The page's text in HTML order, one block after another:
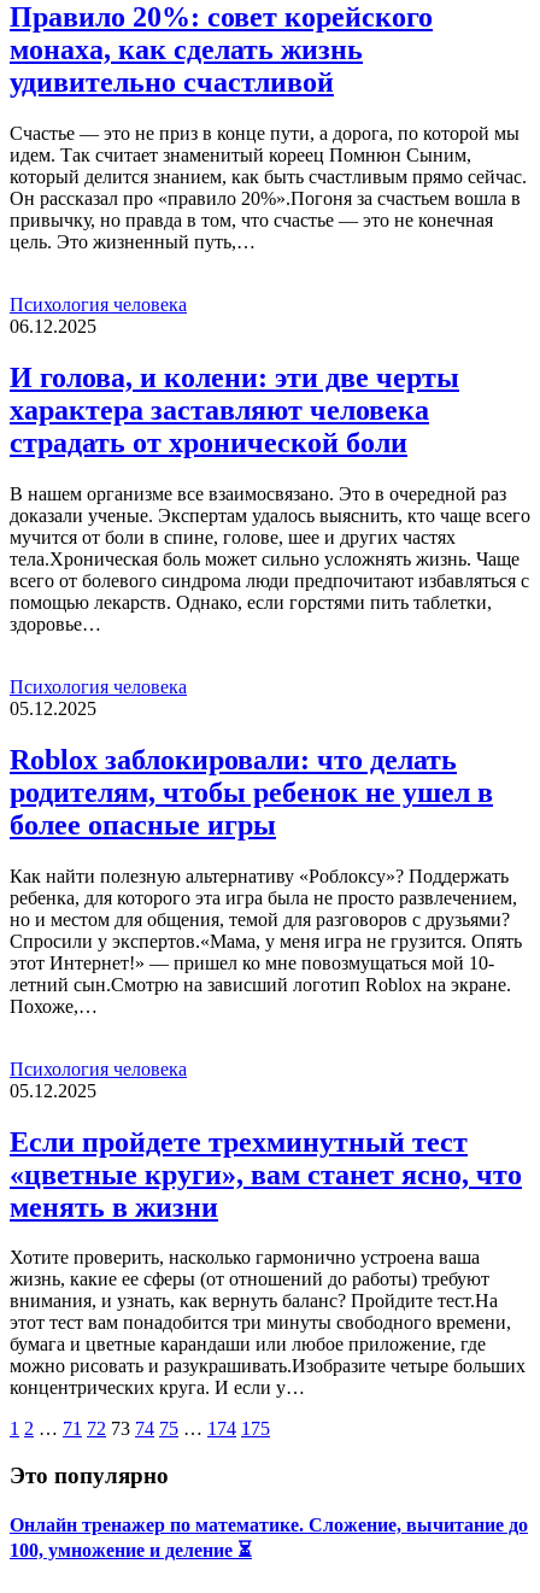
Правило 20%: совет корейского
монаха, как сделать жизнь
удивительно счастливой
Счастье — это не приз в конце пути, а дорога, по которой мы
идем. Так считает знаменитый кореец Помнюн Сыним,
который делится знанием, как быть счастливым прямо сейчас.
Он рассказал про «правило 20%».Погоня за счастьем вошла в
привычку, но правда в том, что счастье — это не конечная
цель. Это жизненный путь,…
Психология человека
06.12.2025
И голова, и колени: эти две черты
характера заставляют человека
страдать от хронической боли
В нашем организме все взаимосвязано. Это в очередной раз
доказали ученые. Экспертам удалось выяснить, кто чаще всего
мучится от боли в спине, голове, шее и других частях
тела.Хроническая боль может сильно усложнять жизнь. Чаще
всего от болевого синдрома люди предпочитают избавляться с
помощью лекарств. Однако, если горстями пить таблетки,
здоровье…
Психология человека
05.12.2025
Roblox заблокировали: что делать
родителям, чтобы ребенок не ушел в
более опасные игры
Как найти полезную альтернативу «Роблоксу»? Поддержать
ребенка, для которого эта игра была не просто развлечением,
но и местом для общения, темой для разговоров с друзьями?
Спросили у экспертов.«Мама, у меня игра не грузится. Опять
этот Интернет!» — пришел ко мне повозмущаться мой 10-
летний сын.Смотрю на зависший логотип Roblox на экране.
Похоже,…
Психология человека
05.12.2025
Если пройдете трехминутный тест
«цветные круги», вам станет ясно, что
менять в жизни
Хотите проверить, насколько гармонично устроена ваша
жизнь, какие ее сферы (от отношений до работы) требуют
внимания, и узнать, как вернуть баланс? Пройдите тест.На
этот тест вам понадобится три минуты свободного времени,
бумага и цветные карандаши или любое приложение, где
можно рисовать и разукрашивать.Изобразите четыре больших
концентрических круга. И если у…
1 2 … 71 72 73 74 75 … 174 175
Это популярно
Онлайн тренажер по математике. Сложение, вычитание до
100, умножение и деление ⏳